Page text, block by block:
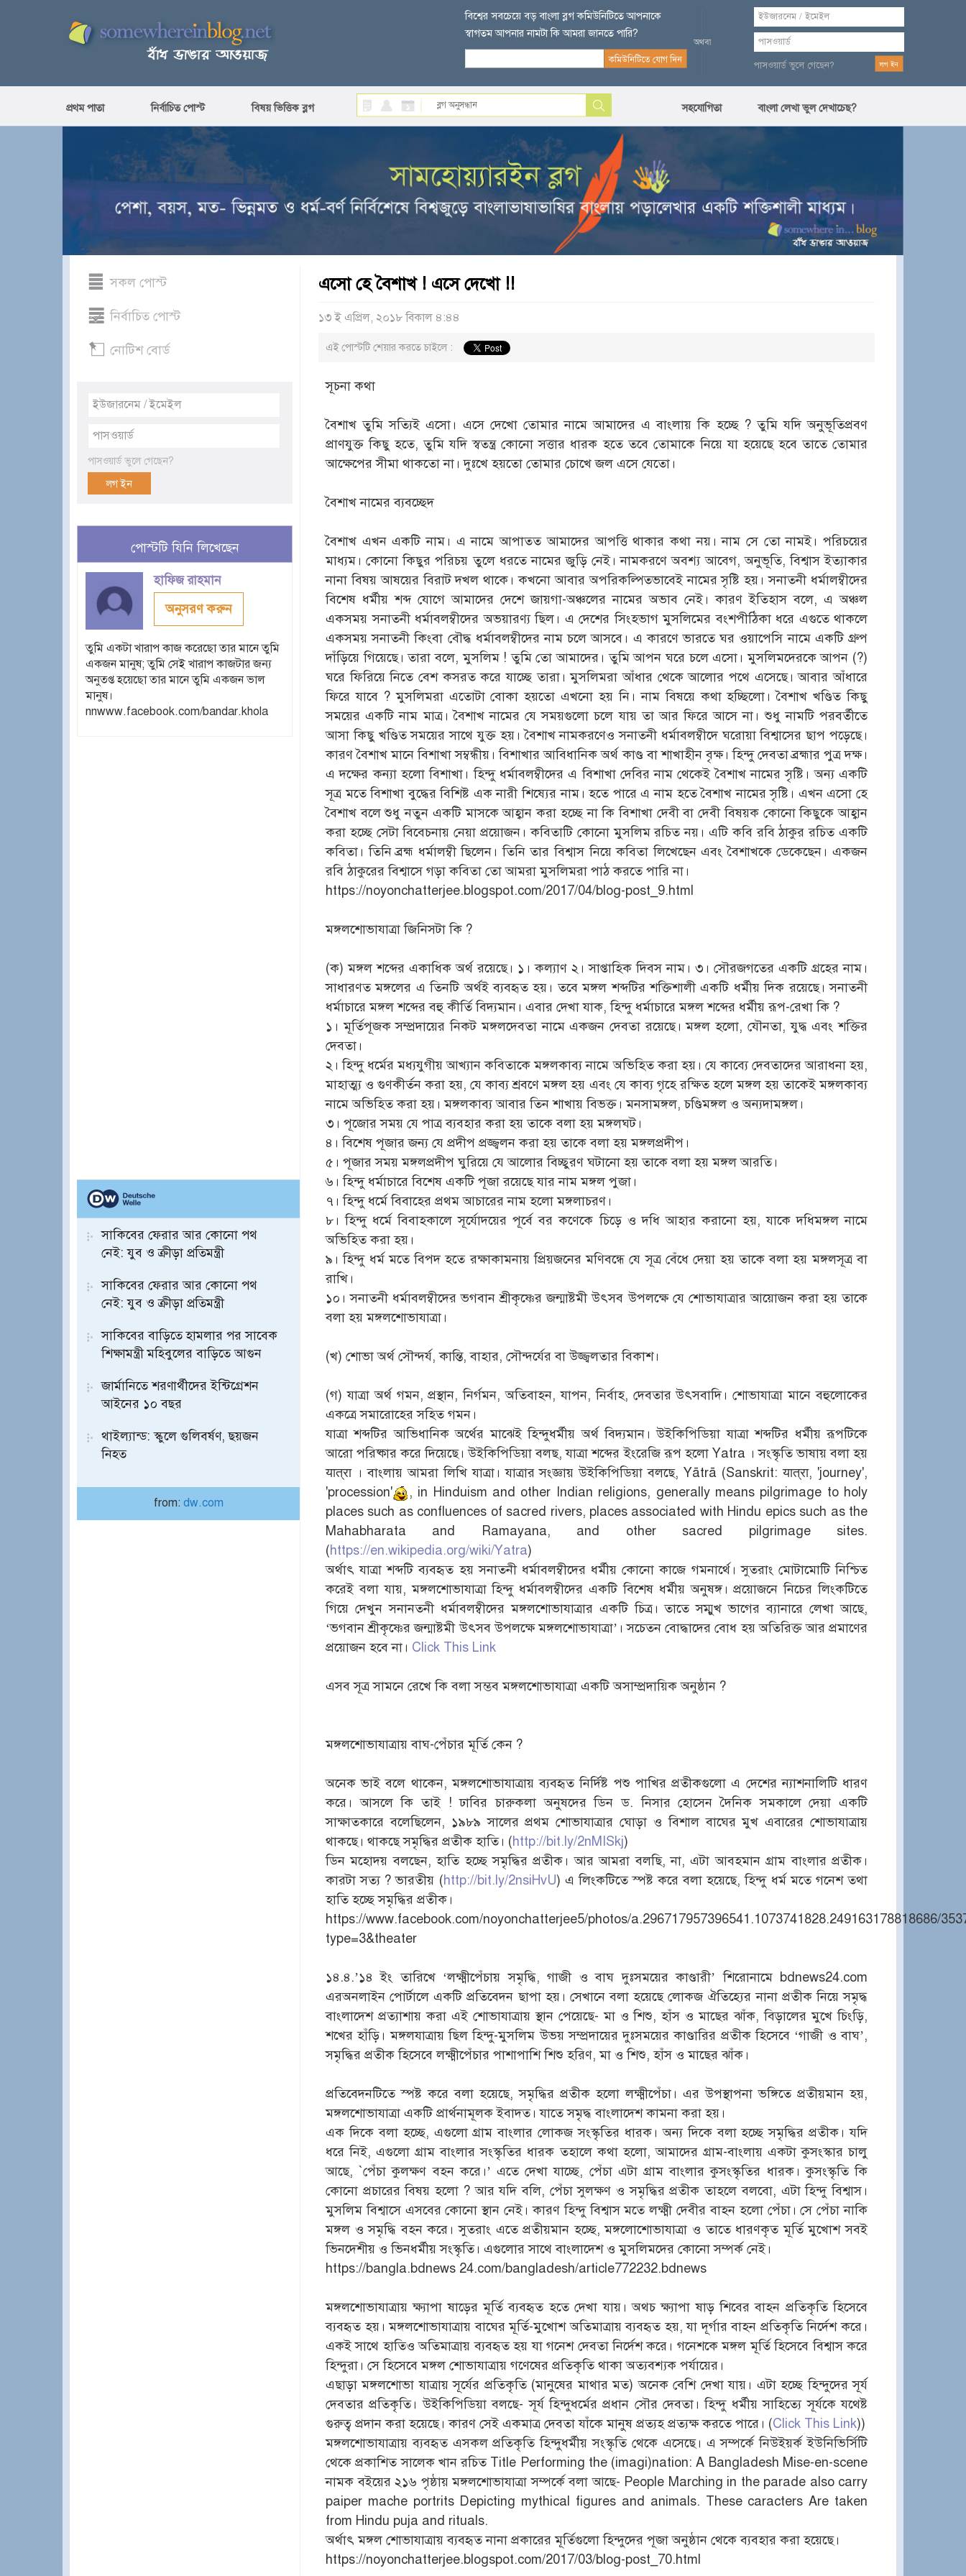
বিশ্বের সবচেয়ে বড় বাংলা ব্লগ কমিউনিটিতে আপনাকে
স্বাগতম আপনার নামটা কি আমরা জানতে পারি?
পাসওয়ার্ড ভুলে গেছেন?
প্রথম পাতা নির্বাচিত পোস্ট বিষয় ভিত্তিক ব্লগ সহযোগিতা বাংলা লেখা ভুল দেখাচেছ?
সকল পোস্ট
নির্বাচিত পোস্ট
নোটিশ বোর্ড
পাসওয়ার্ড ভুলে গেছেন?
পোস্টটি যিনি লিখেছেন
হাফিজ রাহমান
অনুসরণ করুন
তুমি একটা খারাপ কাজ করেছো তার মানে তুমি
একজন মানুষ; তুমি সেই খারাপ কাজটার জন্য
অনুতপ্ত হয়েছো তার মানে তুমি একজন ভাল
মানুষ।
nnwww.facebook.com/bandar.khola
সাকিবের ফেরার আর কোনো পথ
নেই: যুব ও ক্রীড়া প্রতিমন্ত্রী
সাকিবের ফেরার আর কোনো পথ
নেই: যুব ও ক্রীড়া প্রতিমন্ত্রী
সাকিবের বাড়িতে হামলার পর সাবেক
শিক্ষামন্ত্রী মহিবুলের বাড়িতে আগুন
জার্মানিতে শরণার্থীদের ইন্টিগ্রেশন
আইনের ১০ বছর
থাইল্যান্ড: স্কুলে গুলিবর্ষণ, ছয়জন
নিহত
from: dw.com
এসো হে বৈশাখ ! এসে দেখো !!
১৩ ই এপ্রিল, ২০১৮ বিকাল ৪:৪৪
এই পোস্টটি শেয়ার করতে চাইলে :
সূচনা কথা
বৈশাখ তুমি সত্যিই এসো। এসে দেখো তোমার নামে আমাদের এ বাংলায় কি হচ্ছে ? তুমি যদি অনুভূতিপ্রবণ
প্রাণযুক্ত কিছু হতে, তুমি যদি স্বতন্ত্র কোনো সত্তার ধারক হতে তবে তোমাকে নিয়ে যা হয়েছে হবে তাতে তোমার
আক্ষেপের সীমা থাকতো না। দুঃখে হয়তো তোমার চোখে জল এসে যেতো।
বৈশাখ নামের ব্যবচ্ছেদ
বৈশাখ এখন একটি নাম। এ নামে আপাতত আমাদের আপত্তি থাকার কথা নয়। নাম সে তো নামই। পরিচয়ের
মাধ্যম। কোনো কিছুর পরিচয় তুলে ধরতে নামের জুড়ি নেই। নামকরণে অবশ্য আবেগ, অনুভূতি, বিশ্বাস ইত্যাকার
নানা বিষয় আষয়ের বিরাট দখল থাকে। কখনো আবার অপরিকল্পিতভাবেই নামের সৃষ্টি হয়। সনাতনী ধর্মালম্বীদের
বিশেষ ধর্মীয় শব্দ যোগে আমাদের দেশে জায়গা-অঞ্চলের নামের অভাব নেই। কারণ ইতিহাস বলে, এ অঞ্চল
একসময় সনাতনী ধর্মাবলম্বীদের অভয়ারণ্য ছিল। এ দেশের সিংহভাগ মুসলিমের বংশপীঠিকা ধরে এগুতে থাকলে
একসময় সনাতনী কিংবা বৌদ্ধ ধর্মাবলম্বীদের নাম চলে আসবে। এ কারণে ভারতে ঘর ওয়াপেসি নামে একটি গ্রুপ
দাঁড়িয়ে গিয়েছে। তারা বলে, মুসলিম ! তুমি তো আমাদের। তুমি আপন ঘরে চলে এসো। মুসলিমদেরকে আপন (?)
ঘরে ফিরিয়ে নিতে বেশ কসরত করে যাচ্ছে তারা। মুসলিমরা আঁধার থেকে আলোর পথে এসেছে। আবার আঁধারে
ফিরে যাবে ? মুসলিমরা এতোটা বোকা হয়তো এখনো হয় নি। নাম বিষয়ে কথা হচ্ছিলো। বৈশাখ খণ্ডিত কিছু
সময়ের একটি নাম মাত্র। বৈশাখ নামের যে সময়গুলো চলে যায় তা আর ফিরে আসে না। শুধু নামটি পরবর্তীতে
আসা কিছু খণ্ডিত সময়ের সাথে যুক্ত হয়। বৈশাখ নামকরণেও সনাতনী ধর্মাবলম্বীদে ঘরোয়া বিশ্বাসের ছাপ পড়েছে।
কারণ বৈশাখ মানে বিশাখা সম্বন্ধীয়। বিশাখার আবিধানিক অর্থ কাণ্ড বা শাখাহীন বৃক্ষ। হিন্দু দেবতা ব্রহ্মার পুত্র দক্ষ।
এ দক্ষের কন্যা হলো বিশাখা। হিন্দু ধর্মাবলম্বীদের এ বিশাখা দেবির নাম থেকেই বৈশাখ নামের সৃষ্টি। অন্য একটি
সূত্র মতে বিশাখা বুদ্ধের বিশিষ্ট এক নারী শিষ্যের নাম। হতে পারে এ নাম হতে বৈশাখ নামের সৃষ্টি। এখন এসো হে
বৈশাখ বলে শুধু নতুন একটি মাসকে আহ্বান করা হচ্ছে না কি বিশাখা দেবী বা দেবী বিষয়ক কোনো কিছুকে আহ্বান
করা হচ্ছে সেটা বিবেচনায় নেয়া প্রয়োজন। কবিতাটি কোনো মুসলিম রচিত নয়। এটি কবি রবি ঠাকুর রচিত একটি
কবিতা। তিনি ব্রহ্ম ধর্মালম্বী ছিলেন। তিনি তার বিশ্বাস নিয়ে কবিতা লিখেছেন এবং বৈশাখকে ডেকেছেন। একজন
রবি ঠাকুরের বিশ্বাসে গড়া কবিতা তো আমরা মুসলিমরা পাঠ করতে পারি না।
https://noyonchatterjee.blogspot.com/2017/04/blog-post_9.html
মঙ্গলশোভাযাত্রা জিনিসটা কি ?
(ক) মঙ্গল শব্দের একাধিক অর্থ রয়েছে। ১। কল্যাণ ২। সাপ্তাহিক দিবস নাম। ৩। সৌরজগতের একটি গ্রহের নাম।
সাধারণত মঙ্গলের এ তিনটি অর্থই ব্যবহৃত হয়। তবে মঙ্গল শব্দটির শক্তিশালী একটি ধর্মীয় দিক রয়েছে। সনাতনী
ধর্মাচারে মঙ্গল শব্দের বহু কীর্তি বিদ্যমান। এবার দেখা যাক, হিন্দু ধর্মাচারে মঙ্গল শব্দের ধর্মীয় রূপ-রেখা কি ?
১। মূর্তিপূজক সম্প্রদায়ের নিকট মঙ্গলদেবতা নামে একজন দেবতা রয়েছে। মঙ্গল হলো, যৌনতা, যুদ্ধ এবং শক্তির
দেবতা।
২। হিন্দু ধর্মের মধ্যযুগীয় আখ্যান কবিতাকে মঙ্গলকাব্য নামে অভিহিত করা হয়। যে কাব্যে দেবতাদের আরাধনা হয়,
মাহাত্ম্য ও গুণকীর্তন করা হয়, যে কাব্য শ্রবণে মঙ্গল হয় এবং যে কাব্য গৃহে রক্ষিত হলে মঙ্গল হয় তাকেই মঙ্গলকাব্য
নামে অভিহিত করা হয়। মঙ্গলকাব্য আবার তিন শাখায় বিভক্ত। মনসামঙ্গল, চণ্ডিমঙ্গল ও অন্যদামঙ্গল।
৩। পূজোর সময় যে পাত্র ব্যবহার করা হয় তাকে বলা হয় মঙ্গলঘট।
৪। বিশেষ পূজার জন্য যে প্রদীপ প্রজ্জ্বলন করা হয় তাকে বলা হয় মঙ্গলপ্রদীপ।
৫। পূজার সময় মঙ্গলপ্রদীপ ঘুরিয়ে যে আলোর বিচ্ছুরণ ঘটানো হয় তাকে বলা হয় মঙ্গল আরতি।
৬। হিন্দু ধর্মাচারে বিশেষ একটি পূজা রয়েছে যার নাম মঙ্গল পুজা।
৭। হিন্দু ধর্মে বিবাহের প্রথম আচারের নাম হলো মঙ্গলাচরণ।
৮। হিন্দু ধর্মে বিবাহকালে সূর্যোদয়ের পূর্বে বর কণেকে চিড়ে ও দধি আহার করানো হয়, যাকে দধিমঙ্গল নামে
অভিহিত করা হয়।
৯। হিন্দু ধর্ম মতে বিপদ হতে রক্ষাকামনায় প্রিয়জনের মণিবন্ধে যে সূত্র বেঁধে দেয়া হয় তাকে বলা হয় মঙ্গলসূত্র বা
রাখি।
১০। সনাতনী ধর্মাবলম্বীদের ভগবান শ্রীকৃষ্ণের জন্মাষ্টমী উৎসব উপলক্ষে যে শোভাযাত্রার আয়োজন করা হয় তাকে
বলা হয় মঙ্গলশোভাযাত্রা।
(খ) শোভা অর্থ সৌন্দর্য, কান্তি, বাহার, সৌন্দর্যের বা উজ্জ্বলতার বিকাশ।
(গ) যাত্রা অর্থ গমন, প্রস্থান, নির্গমন, অতিবাহন, যাপন, নির্বাহ, দেবতার উৎসবাদি। শোভাযাত্রা মানে বহুলোকের
একত্রে সমারোহের সহিত গমন।
যাত্রা শব্দটির আভিধানিক অর্থের মাঝেই হিন্দুধর্মীয় অর্থ বিদ্যমান। উইকিপিডিয়া যাত্রা শব্দটির ধর্মীয় রূপটিকে
আরো পরিষ্কার করে দিয়েছে। উইকিপিডিয়া বলছ, যাত্রা শব্দের ইংরেজি রূপ হলো Yatra । সংস্কৃতি ভাষায় বলা হয়
यात्रा । বাংলায় আমরা লিখি যাত্রা। যাত্রার সংজ্ঞায় উইকিপিডিয়া বলছে, Yātrā (Sanskrit: यात्रा, 'journey',
'procession'
, in Hinduism and other Indian religions, generally means pilgrimage to holy
places such as confluences of sacred rivers, places associated with Hindu epics such as the
Mahabharata and Ramayana, and other sacred pilgrimage sites.
(https://en.wikipedia.org/wiki/Yatra)
অর্থাৎ যাত্রা শব্দটি ব্যবহৃত হয় সনাতনী ধর্মাবলম্বীদের ধর্মীয় কোনো কাজে গমনার্থে। সুতরাং মোটামোটি নিশ্চিত
করেই বলা যায়, মঙ্গলশোভাযাত্রা হিন্দু ধর্মাবলম্বীদের একটি বিশেষ ধর্মীয় অনুষঙ্গ। প্রয়োজনে নিচের লিংকটিতে
গিয়ে দেখুন সনানতনী ধর্মাবলম্বীদের মঙ্গলশোভাযাত্রার একটি চিত্র। তাতে সম্মুখ ভাগের ব্যানারে লেখা আছে,
‘ভগবান শ্রীকৃষ্ণের জন্মাষ্টমী উৎসব উপলক্ষে মঙ্গলশোভাযাত্রা’। সচেতন বোদ্ধাদের বোধ হয় অতিরিক্ত আর প্রমাণের
প্রয়োজন হবে না। Click This Link
এসব সূত্র সামনে রেখে কি বলা সম্ভব মঙ্গলশোভাযাত্রা একটি অসাম্প্রদায়িক অনুষ্ঠান ?
মঙ্গলশোভাযাত্রায় বাঘ-পেঁচার মূর্তি কেন ?
অনেক ভাই বলে থাকেন, মঙ্গলশোভাযাত্রায় ব্যবহৃত নির্দিষ্ট পশু পাখির প্রতীকগুলো এ দেশের ন্যাশনালিটি ধারণ
করে। আসলে কি তাই ! ঢাবির চারুকলা অনুষদের ডিন ড. নিসার হোসেন দৈনিক সমকালে দেয়া একটি
সাক্ষাতকারে বলেছিলেন, ১৯৮৯ সালের প্রথম শোভাযাত্রার ঘোড়া ও বিশাল বাঘের মুখ এবারের শোভাযাত্রায়
থাকছে। থাকছে সমৃদ্ধির প্রতীক হাতি। (http://bit.ly/2nMISkj)
ডিন মহোদয় বলছেন, হাতি হচ্ছে সমৃদ্ধির প্রতীক। আর আমরা বলছি, না, এটা আবহমান গ্রাম বাংলার প্রতীক।
কারটা সত্য ? ভারতীয় (http://bit.ly/2nsiHvU) এ লিংকটিতে স্পষ্ট করে বলা হয়েছে, হিন্দু ধর্ম মতে গনেশ তথা
হাতি হচ্ছে সমৃদ্ধির প্রতীক।
https://www.facebook.com/noyonchatterjee5/photos/a.296717957396541.1073741828.249163178818686/
type=3&theater
১৪.৪.’১৪ ইং তারিখে ‘লক্ষ্মীপেঁচায় সমৃদ্ধি, গাজী ও বাঘ দুঃসময়ের কাণ্ডারী’ শিরোনামে bdnews24.com
এরঅনলাইন পোর্টালে একটি প্রতিবেদন ছাপা হয়। সেখানে বলা হয়েছে লোকজ ঐতিহ্যের নানা প্রতীক নিয়ে সমৃদ্ধ
বাংলাদেশ প্রত্যাশায় করা এই শোভাযাত্রায় স্থান পেয়েছে- মা ও শিশু, হাঁস ও মাছের ঝাঁক, বিড়ালের মুখে চিংড়ি,
শখের হাঁড়ি। মঙ্গলযাত্রায় ছিল হিন্দু-মুসলিম উভয় সম্প্রদায়ের দুঃসময়ের কাণ্ডারির প্রতীক হিসেবে ‘গাজী ও বাঘ’,
সমৃদ্ধির প্রতীক হিসেবে লক্ষ্মীপেঁচার পাশাপাশি শিশু হরিণ, মা ও শিশু, হাঁস ও মাছের ঝাঁক।
প্রতিবেদনটিতে স্পষ্ট করে বলা হয়েছে, সমৃদ্ধির প্রতীক হলো লক্ষ্মীপেঁচা। এর উপস্থাপনা ভঙ্গিতে প্রতীয়মান হয়,
মঙ্গলশোভাযাত্রা একটি প্রার্থনামূলক ইবাদত। যাতে সমৃদ্ধ বাংলাদেশ কামনা করা হয়।
এক দিকে বলা হচ্ছে, এগুলো গ্রাম বাংলার লোকজ সংস্কৃতির ধারক। অন্য দিকে বলা হচ্ছে সমৃদ্ধির প্রতীক। যদি
ধরে নিই, এগুলো গ্রাম বাংলার সংস্কৃতির ধারক তহালে কথা হলো, আমাদের গ্রাম-বাংলায় একটা কুসংস্কার চালু
আছে, `পেঁচা কুলক্ষণ বহন করে।’ এতে দেখা যাচ্ছে, পেঁচা এটা গ্রাম বাংলার কুসংস্কৃতির ধারক। কুসংস্কৃতি কি
কোনো প্রচারের বিষয় হলো ? আর যদি বলি, পেঁচা সুলক্ষণ ও সমৃদ্ধির প্রতীক তাহলে বলবো, এটা হিন্দু বিশ্বাস।
মুসলিম বিশ্বাসে এসবের কোনো স্থান নেই। কারণ হিন্দু বিশ্বাস মতে লক্ষ্মী দেবীর বাহন হলো পেঁচা। সে পেঁচা নাকি
মঙ্গল ও সমৃদ্ধি বহন করে। সুতরাং এতে প্রতীয়মান হচ্ছে, মঙ্গলোশোভাযাত্রা ও তাতে ধারণকৃত মূর্তি মুখোশ সবই
ভিনদেশীয় ও ভিনধর্মীয় সংস্কৃতি। এগুলোর সাথে বাংলাদেশ ও মুসলিমদের কোনো সম্পর্ক নেই।
https://bangla.bdnews 24.com/bangladesh/article772232.bdnews
মঙ্গলশোভাযাত্রায় ক্ষ্যাপা ষাড়ের মূর্তি ব্যবহৃত হতে দেখা যায়। অথচ ক্ষ্যাপা ষাড় শিবের বাহন প্রতিকৃতি হিসেবে
ব্যবহৃত হয়। মঙ্গলশোভাযাত্রায় বাঘের মূর্তি-মুখোশ অতিমাত্রায় ব্যবহৃত হয়, যা দূর্গার বাহন প্রতিকৃতি নির্দেশ করে।
একই সাথে হাতিও অতিমাত্রায় ব্যবহৃত হয় যা গনেশ দেবতা নির্দেশ করে। গনেশকে মঙ্গল মূর্তি হিসেবে বিশ্বাস করে
হিন্দুরা। সে হিসেবে মঙ্গল শোভাযাত্রায় গণেষের প্রতিকৃতি থাকা অত্যবশ্যক পর্যায়ের।
এছাড়া মঙ্গলশোভা যাত্রায় সূর্যের প্রতিকৃতি (মানুষের মাথার মত) অনেক বেশি দেখা যায়। এটা হচ্ছে হিন্দুদের সূর্য
দেবতার প্রতিকৃতি। উইকিপিডিয়া বলছে- সূর্য হিন্দুধর্মের প্রধান সৌর দেবতা। হিন্দু ধর্মীয় সাহিত্যে সূর্যকে যথেষ্ট
গুরুত্ব প্রদান করা হয়েছে। কারণ সেই একমাত্র দেবতা যাঁকে মানুষ প্রত্যহ প্রত্যক্ষ করতে পারে। (Click This Link))
মঙ্গলশোভাযাত্রায় ব্যবহৃত এসকল প্রতিকৃতি হিন্দুধর্মীয় সংস্কৃতি থেকে এসেছে। এ সম্পর্কে নিউইয়র্ক ইউনিভির্সিটি
থেকে প্রকাশিত সালেক খান রচিত Title Performing the (imagi)nation: A Bangladesh Mise-en-scene
নামক বইয়ের ২১৬ পৃষ্ঠায় মঙ্গলশোভাযাত্রা সম্পর্কে বলা আছে- People Marching in the parade also carry
paiper mache portrits Depicting mythical figures and animals. These caracters Are taken
from Hindu puja and rituals.
অর্থাৎ মঙ্গল শোভাযাত্রায় ব্যবহৃত নানা প্রকারের মূর্তিগুলো হিন্দুদের পূজা অনুষ্ঠান থেকে ব্যবহার করা হয়েছে।
https://noyonchatterjee.blogspot.com/2017/03/blog-post_70.html